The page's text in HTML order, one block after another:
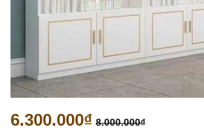
6.300.000₫ 8.000.000₫